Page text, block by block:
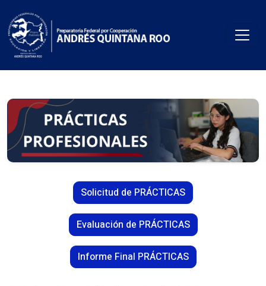
Solicitud de PRÁCTICAS
Evaluación de PRÁCTICAS
Informe Final PRÁCTICAS